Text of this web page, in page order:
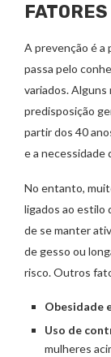
A prevenção é a
passa pelo
variados. Alguns
predisposição
partir dos 40
e a necessidade
No entanto,
ligados ao estilo
de se manter
de gesso ou
risco. Outros
Obesidade
Uso de
mulheres